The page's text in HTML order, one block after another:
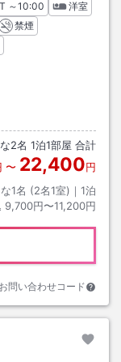
チェックアウト
～10:00
洋室
禁煙
2名 1泊1部屋 合計
〜 22,400円
1名 (2名1室)｜ 1泊
9,700円〜11,200円
お問い合わせコード